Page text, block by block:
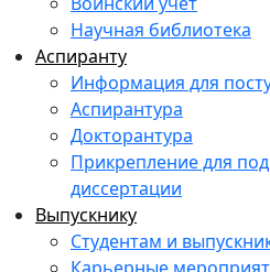
Научная библиотека
Аспиранту
Информация для
Аспирантура
Докторантура
Прикрепление для
диссертации
Выпускнику
Студентам и